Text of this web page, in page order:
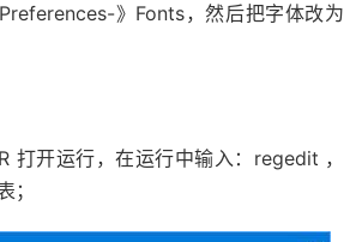
》Fonts，然后把字体改为
开运行，在运行中输入：regedit ，
；